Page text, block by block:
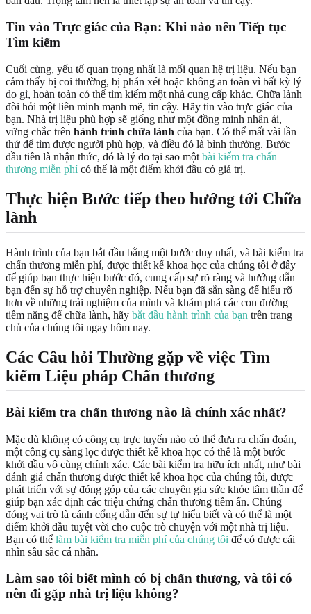
Tin vào Trực giác của Bạn: Khi nào nên Tiếp tục
Tìm kiếm
Cuối cùng, yếu tố quan trọng nhất là mối quan hệ trị liệu. Nếu bạn
cảm thấy bị coi thường, bị phán xét hoặc không an toàn vì bất kỳ lý
do gì, hoàn toàn có thể tìm kiếm một nhà cung cấp khác. Chữa lành
đòi hỏi một liên minh mạnh mẽ, tin cậy. Hãy tin vào trực giác của
bạn. Nhà trị liệu phù hợp sẽ giống như một đồng minh nhân ái,
vững chắc trên hành trình chữa lành của bạn. Có thể mất vài lần
thử để tìm được người phù hợp, và điều đó là bình thường. Bước
đầu tiên là nhận thức, đó là lý do tại sao một bài kiểm tra chấn
thương miễn phícó thể là một điểm khởi đầu có giá trị.
Thực hiện Bước tiếp theo hướng tới Chữa
lành
Hành trình của bạn bắt đầu bằng một bước duy nhất, và bài kiểm tra
chấn thương miễn phí, được thiết kế khoa học của chúng tôi ở đây
để giúp bạn thực hiện bước đó, cung cấp sự rõ ràng và hướng dẫn
bạn đến sự hỗ trợ chuyên nghiệp. Nếu bạn đã sẵn sàng để hiểu rõ
hơn về những trải nghiệm của mình và khám phá các con đường
tiềm năng để chữa lành, hãy bắt đầu hành trình của bạn trên trang
chủ của chúng tôi ngay hôm nay.
Các Câu hỏi Thường gặp về việc Tìm
kiếm Liệu pháp Chấn thương
Bài kiểm tra chấn thương nào là chính xác nhất?
Mặc dù không có công cụ trực tuyến nào có thể đưa ra chẩn đoán,
một công cụ sàng lọc được thiết kế khoa học có thể là một bước
khởi đầu vô cùng chính xác. Các bài kiểm tra hữu ích nhất, như bài
đánh giá chấn thương được thiết kế khoa học của chúng tôi, được
phát triển với sự đóng góp của các chuyên gia sức khỏe tâm thần để
giúp bạn xác định các triệu chứng chấn thương tiềm ẩn. Chúng
đóng vai trò là cánh cổng dẫn đến sự tự hiểu biết và có thể là một
điểm khởi đầu tuyệt vời cho cuộc trò chuyện với một nhà trị liệu.
Bạn có thể làm bài kiểm tra miễn phí của chúng tôi để có được cái
nhìn sâu sắc cá nhân.
Làm sao tôi biết mình có bị chấn thương, và tôi có
nên đi gặp nhà trị liệu không?